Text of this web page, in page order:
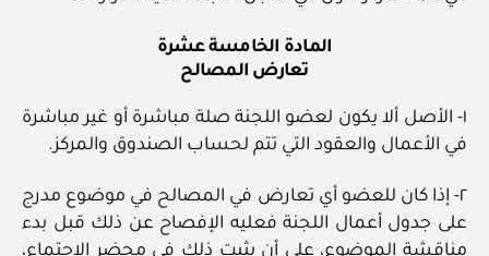
المادة الخامسة عشرة
تعارض المصالح
١- الأصل ألا يكون لعضو اللجنة صلة مباشرة أو غير مباشرة
في الأعمال والعقود التي تتم لحساب الصندوق والمركز.
٢- إذا كان للعضو أي تعارض في المصالح في موضوع مدرج
على جدول أعمال اللجنة فعليه الإفصاح عن ذلك قبل بدء
مناقشة الموضوع، على أن يثبت ذلك في محضر الاجتماع،